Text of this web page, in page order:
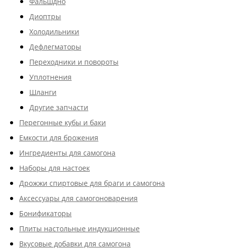
энергоресурсы расходуются по минимуму;
возможность установки автоматики для
запуска автономной работы оборудования;
указанным на странице телефонам. Менеджеры подробно
ответят на все вопросы о ценах, актуальных акциях магазина,
сроках и способах доставки, вариантах оплаты.
Диоптры
Холодильники
Дефлегматоры
Переходники и повороты
Уплотнения
Шланги
Другие запчасти
Перегонные кубы и баки
Емкости для брожения
Ингредиенты для самогона
Наборы для настоек
Дрожжи спиртовые для браги и самогона
Аксессуары для самогоноварения
Бонификаторы
Плиты настольные индукционные
Вкусовые добавки для самогона